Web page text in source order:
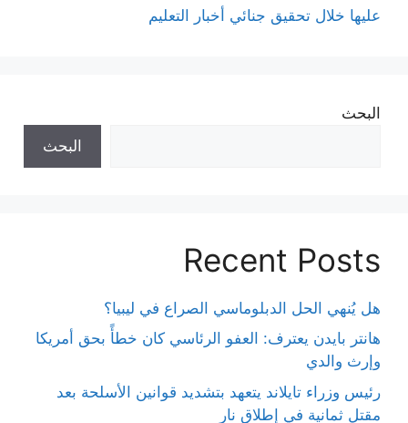
عليها خلال تحقيق جنائي أخبار التعليم
البحث
البحث
Recent Posts
هل يُنهي الحل الدبلوماسي الصراع في ليبيا؟
هانتر بايدن يعترف: العفو الرئاسي كان خطأً بحق أمريكا
وإرث والدي
رئيس وزراء تايلاند يتعهد بتشديد قوانين الأسلحة بعد
مقتل ثمانية في إطلاق نار